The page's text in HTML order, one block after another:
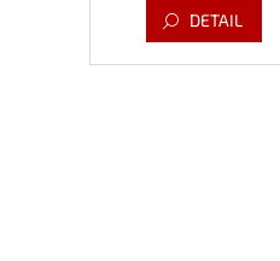
DETAIL